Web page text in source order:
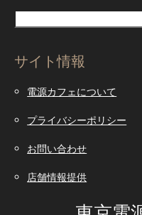
サイト情報
電源カフェについて
プライバシーポリシー
お問い合わせ
店舗情報提供